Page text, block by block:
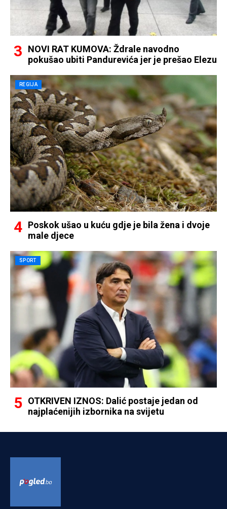
NOVI RAT KUMOVA: Ždrale navodno
pokušao ubiti Pandurevića jer je prešao Elezu
REGIJA
Poskok ušao u kuću gdje je bila žena i dvoje
male djece
SPORT
OTKRIVEN IZNOS: Dalić postaje jedan od
najplaćenijih izbornika na svijetu